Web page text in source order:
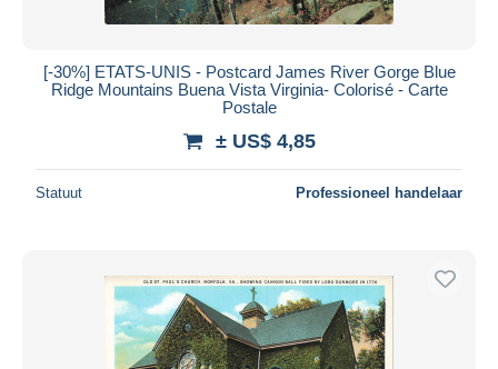
[-30%] ETATS-UNIS - Postcard James River Gorge Blue
Ridge Mountains Buena Vista Virginia- Colorisé - Carte
Postale
± US$ 4,85
Statuut Professioneel handelaar